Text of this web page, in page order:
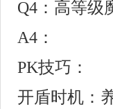
Q4：高等级
A4：
PK技巧：
开盾时机：